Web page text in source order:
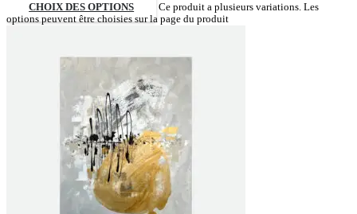
CHOIX DES OPTIONS
Ce produit a plusieurs variations. Les
options peuvent être choisies sur la page du produit